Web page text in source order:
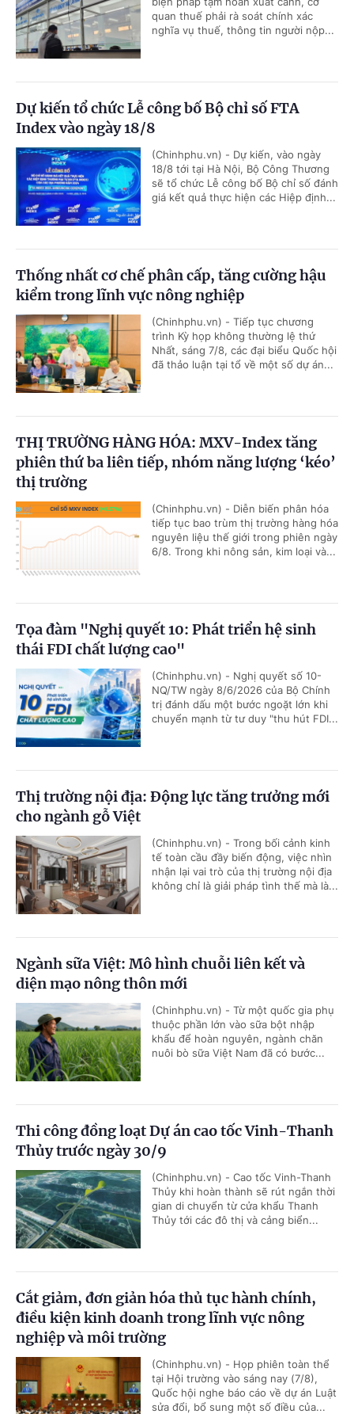
quan thuế phải rà soát chính xác
nghĩa vụ thuế, thông tin người nộp...
Dự kiến tổ chức Lễ công bố Bộ chỉ số FTA
Index vào ngày 18/8
(Chinhphu.vn) - Dự kiến, vào ngày
18/8 tới tại Hà Nội, Bộ Công Thương
sẽ tổ chức Lễ công bố Bộ chỉ số đánh
giá kết quả thực hiện các Hiệp định...
Thống nhất cơ chế phân cấp, tăng cường hậu
kiểm trong lĩnh vực nông nghiệp
(Chinhphu.vn) - Tiếp tục chương
trình Kỳ họp không thường lệ thứ
Nhất, sáng 7/8, các đại biểu Quốc hội
đã thảo luận tại tổ về một số dự án...
THỊ TRƯỜNG HÀNG HÓA: MXV-Index tăng
phiên thứ ba liên tiếp, nhóm năng lượng ‘kéo’
thị trường
(Chinhphu.vn) - Diễn biến phân hóa
tiếp tục bao trùm thị trường hàng hóa
nguyên liệu thế giới trong phiên ngày
6/8. Trong khi nông sản, kim loại và...
Tọa đàm "Nghị quyết 10: Phát triển hệ sinh
thái FDI chất lượng cao"
(Chinhphu.vn) - Nghị quyết số 10-
NQ/TW ngày 8/6/2026 của Bộ Chính
trị đánh dấu một bước ngoặt lớn khi
chuyển mạnh từ tư duy "thu hút FDI...
Thị trường nội địa: Động lực tăng trưởng mới
cho ngành gỗ Việt
(Chinhphu.vn) - Trong bối cảnh kinh
tế toàn cầu đầy biến động, việc nhìn
nhận lại vai trò của thị trường nội địa
không chỉ là giải pháp tình thế mà là...
Ngành sữa Việt: Mô hình chuỗi liên kết và
diện mạo nông thôn mới
(Chinhphu.vn) - Từ một quốc gia phụ
thuộc phần lớn vào sữa bột nhập
khẩu để hoàn nguyên, ngành chăn
nuôi bò sữa Việt Nam đã có bước...
Thi công đồng loạt Dự án cao tốc Vinh-Thanh
Thủy trước ngày 30/9
(Chinhphu.vn) - Cao tốc Vinh-Thanh
Thủy khi hoàn thành sẽ rút ngắn thời
gian di chuyển từ cửa khẩu Thanh
Thủy tới các đô thị và cảng biển...
Cắt giảm, đơn giản hóa thủ tục hành chính,
điều kiện kinh doanh trong lĩnh vực nông
nghiệp và môi trường
(Chinhphu.vn) - Họp phiên toàn thể
tại Hội trường vào sáng nay (7/8),
Quốc hội nghe báo cáo về dự án Luật
sửa đổi, bổ sung một số điều của...